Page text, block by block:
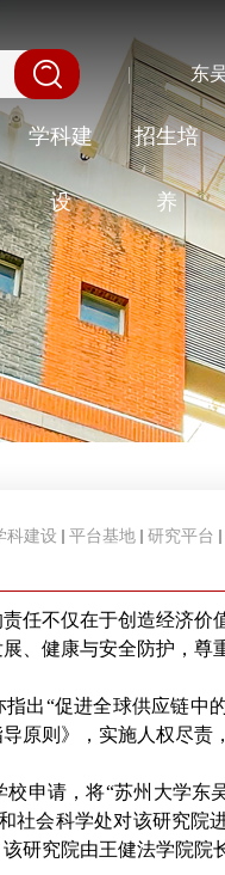
| 东
学科建
设
招生培
养
科建设 平台基地 研究平台
任不仅在于创造经济价
、健康与安全防护，尊
指出“促进全球供应链中
原则》，实施人权尽责
校申请，将“苏州大学东
社会科学处对该研究院
研究院由王健法学院院